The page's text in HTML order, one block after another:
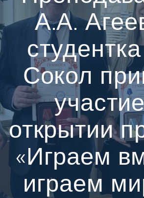
А.А.
Сокол
открытии
«Играем
играем